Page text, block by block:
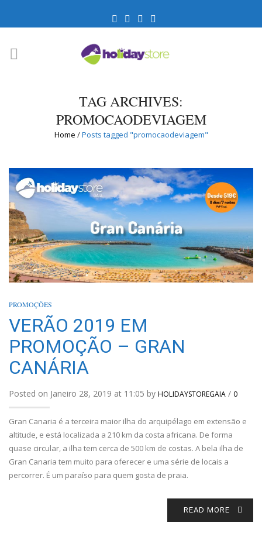
TAG ARCHIVES:
PROMOCAODEVIAGEM
Home /Posts tagged "promocaodeviagem"
PROMOÇÕES
VERÃO 2019 EM
PROMOÇÃO – GRAN
CANÁRIA
Posted on Janeiro 28, 2019 at 11:05 by HOLIDAYSTOREGAIA / 0
Gran Canaria é a terceira maior ilha do arquipélago em extensão e
altitude, e está localizada a 210 km da costa africana. De forma
quase circular, a ilha tem cerca de 500 km de costas. A bela ilha de
Gran Canaria tem muito para oferecer e uma série de locais a
percorrer. É um paraíso para quem gosta de praia.
READ MORE